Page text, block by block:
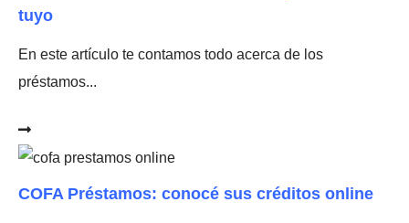
tuyo
En este artículo te contamos todo acerca de los
préstamos...
COFA Préstamos: conocé sus créditos online